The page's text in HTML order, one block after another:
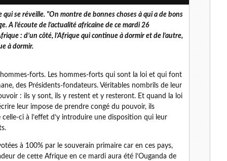
qui se réveille. "On montre de bonnes choses à qui a de bons
A l’écoute de l’actualité africaine de ce mardi 26
: d’un côté, l’Afrique qui continue à dormir et de l’autre,
à dormir.
hommes-forts. Les hommes-forts qui sont la loi et qui font
des Présidents-fondateurs. Véritables nombrils de leur
: ils y sont, ils y restent et y resteront. Et quand la loi
leur impose de prendre congé du pouvoir, ils
ci à l’effet d’y introduire une disposition qui leur
à 100% par le souverain primaire car en ces pays,
de cette Afrique en ce mardi aura été l’Ouganda de